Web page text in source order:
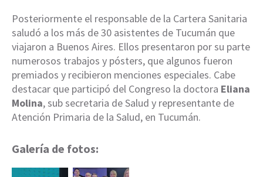
Posteriormente el responsable de la Cartera Sanitaria
saludó a los más de 30 asistentes de Tucumán que
viajaron a Buenos Aires. Ellos presentaron por su parte
numerosos trabajos y pósters, que algunos fueron
premiados y recibieron menciones especiales. Cabe
destacar que participó del Congreso la doctora Eliana
Molina, sub secretaria de Salud y representante de
Atención Primaria de la Salud, en Tucumán.
Galería de fotos: